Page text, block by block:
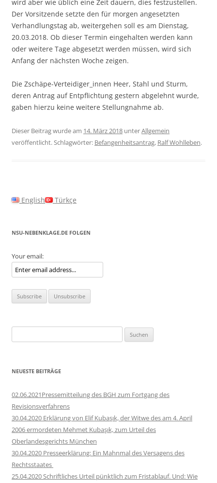
wird aber wie üblich eine Zeit dauern, dies festzustellen.
Der Vorsitzende setzte den für morgen angesetzten
Verhandlungstag ab, weitergehen soll es am Dienstag,
20.03.2018. Ob dieser Termin eingehalten werden kann
oder weitere Tage abgesetzt werden müssen, wird sich
Anfang der nächsten Woche zeigen.
Die Zschäpe-Verteidiger_innen Heer, Stahl und Sturm,
deren Antrag auf Entpflichtung gestern abgelehnt wurde,
gaben hierzu keine weitere Stellungnahme ab.
Dieser Beitrag wurde am 14. März 2018 unterAllgemein
veröffentlicht. Schlagwörter: Befangenheitsantrag, Ralf Wohlleben.
English Türkçe
NSU-NEBENKLAGE.DE FOLGEN
Your email:
nach:
NEUESTE BEITRÄGE
02.06.2021Pressemitteilung des BGH zum Fortgang des
Revisionsverfahrens
30.04.2020 Erklärung von Elif Kubaşık, der Witwe des am 4. April
2006 ermordeten Mehmet Kubaşık, zum Urteil des
Oberlandesgerichts München
30.04.2020 Presseerklärung: Ein Mahnmal des Versagens des
Rechtsstaates
25.04.2020 Schriftliches Urteil pünktlich zum Fristablauf. Und: Wie